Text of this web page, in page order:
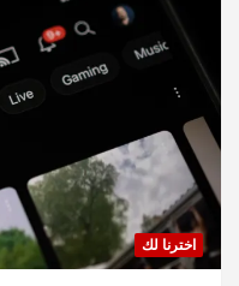
اخترنا لك